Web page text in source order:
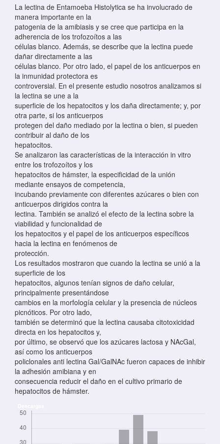
La lectina de Entamoeba Histolytica se ha involucrado de
manera importante en la
patogenia de la amibiasis y se cree que participa en la
adherencia de los trofozoítos a las
células blanco. Además, se describe que la lectina puede
dañar directamente a las
células blanco. Por otro lado, el papel de los anticuerpos en
la inmunidad protectora es
controversial. En el presente estudio nosotros analizamos si
la lectina se une a la
superficie de los hepatocitos y los daña directamente; y, por
otra parte, si los anticuerpos
protegen del daño mediado por la lectina o bien, si pueden
contribuir al daño de los
hepatocitos.
Se analizaron las características de la interacción in vitro
entre los trofozoítos y los
hepatocitos de hámster, la especificidad de la unión
mediante ensayos de competencia,
incubando previamente con diferentes azúcares o bien con
anticuerpos dirigidos contra la
lectina. También se analizó el efecto de la lectina sobre la
viabilidad y funcionalidad de
los hepatocitos y el papel de los anticuerpos específicos
hacia la lectina en fenómenos de
protección.
Los resultados mostraron que cuando la lectina se unió a la
superficie de los
hepatocitos, algunos tenían signos de daño celular,
principalmente presentándose
cambios en la morfología celular y la presencia de núcleos
picnóticos. Por otro lado,
también se determinó que la lectina causaba citotoxicidad
directa en los hepatocitos y,
por último, se observó que los azúcares lactosa y NAcGal,
así como los anticuerpos
policlonales anti lectina Gal/GalNAc fueron capaces de inhibir
la adhesión amibiana y en
consecuencia reducir el daño en el cultivo primario de
hepatocitos de hámster.